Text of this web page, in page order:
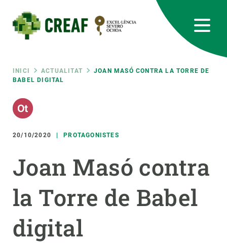
contingut
Fil
d'ariadna
INICI ACTUALITAT
JOAN MASÓ CONTRA LA TORRE DE
BABEL DIGITAL
20/10/2020 PROTAGONISTES
Joan Masó contra
la Torre de Babel
digital
RRSS
Featured
responsive
INTRANET
Responsive
menu
RECERCA
CIÈNCIA EN ACCIÓ
UNEIX-TE A NOSALTRES